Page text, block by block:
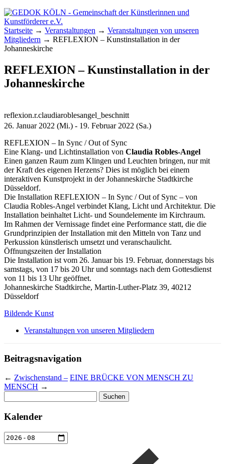
GEDOK KÖLN
Gemeinschaft der Künstlerinnen und
Kunstförderer e.V.
Startseite → Veranstaltungen → Veranstaltungen von unseren
Mitgliedern → REFLEXION – Kunstinstallation in der
Johanneskirche
REFLEXION – Kunstinstallation in der
Johanneskirche
reflexion.r.claudiaroblesangel_beschnitt
26. Januar 2022 (Mi.) - 19. Februar 2022 (Sa.)
REFLEXION – In Sync / Out of Sync
Eine Klang- und Lichtinstallation von Claudia Robles-Angel
Einen ganzen Raum zum Klingen und Leuchten bringen, nur mit
der Kraft des eigenen Herzens? Dies ist möglich bei einem
interaktiven Kunstprojekt in der Johanneskirche Stadtkirche
Düsseldorf.
Die Installation REFLEXION – In Sync / Out of Sync – von
Claudia Robles-Angel verbindet Klang, Licht und Architektur. Die
Installation beinhaltet Licht- und Soundelemente im Kirchraum.
Im Rahmen der Vernissage findet eine Performance statt, die die
Grundprinzipien der Installation mit den Mitteln von Tanz und
Perkussion künstlerisch umsetzt und veranschaulicht.
Öffnungszeiten der Installation
Die Installation ist vom 26. Januar bis 19. Februar, donnerstags bis
samstags, von 17 bis 20 Uhr und sonntags nach dem Gottesdienst
von 11 bis 13 Uhr geöffnet.
Johanneskirche Stadtkirche, Martin-Luther-Platz 39, 40212
Düsseldorf
Bildende Kunst
Veranstaltungen von unseren Mitgliedern
Beitragsnavigation
← Zwischenstand – EINE BRÜCKE VON MENSCH ZU
MENSCH →
nach:
Kalender